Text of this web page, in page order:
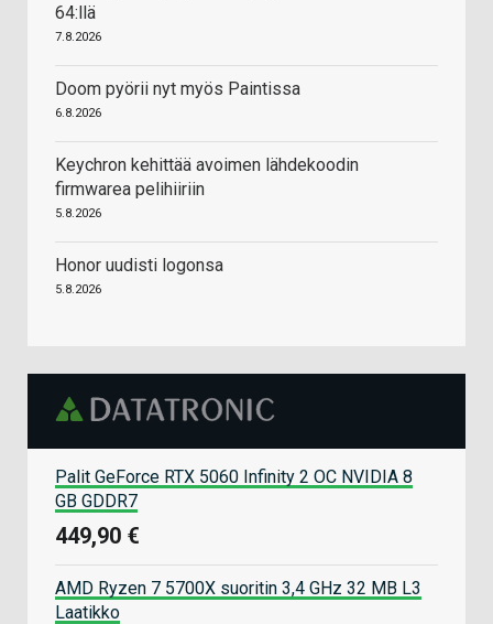
64:llä
7.8.2026
Doom pyörii nyt myös Paintissa
6.8.2026
Keychron kehittää avoimen lähdekoodin
firmwarea pelihiiriin
5.8.2026
Honor uudisti logonsa
5.8.2026
Palit GeForce RTX 5060 Infinity 2 OC NVIDIA 8
GB GDDR7
449,90 €
AMD Ryzen 7 5700X suoritin 3,4 GHz 32 MB L3
Laatikko